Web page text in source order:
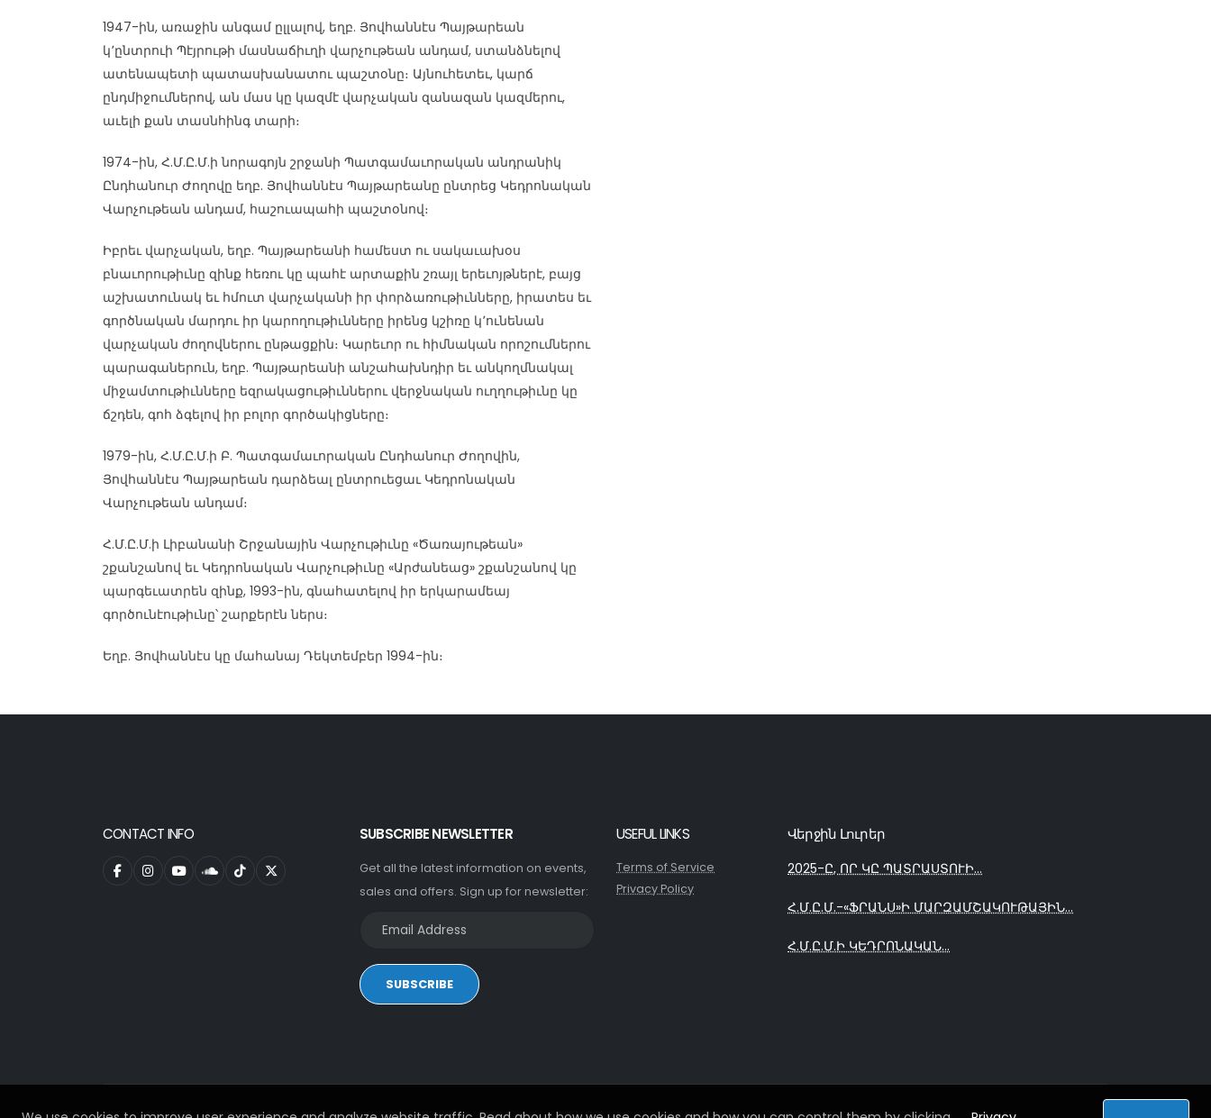
1947-ին, առաջին անգամ ըլլալով, եղբ. Յովհաննէս Պայթարեան
կ՚ընտրուի Պէյրութի մասնաճիւղի վարչութեան անդամ, ստանձնելով
ատենապետի պատասխանատու պաշտօնը։ Այնուհետեւ, կարճ
ընդմիջումներով, ան մաս կը կազմէ վարչական զանազան կազմերու,
աւելի քան տասնհինգ տարի։
1974-ին, Հ.Մ.Ը.Մ.ի նորագոյն շրջանի Պատգամաւորական անդրանիկ
Ընդհանուր Ժողովը եղբ. Յովհաննէս Պայթարեանը ընտրեց Կեդրոնական
Վարչութեան անդամ, հաշուապահի պաշտօնով։
Իբրեւ վարչական, եղբ. Պայթարեանի համեստ ու սակաւախօս
բնաւորութիւնը զինք հեռու կը պահէ արտաքին շռայլ երեւոյթներէ, բայց
աշխատունակ եւ հմուտ վարչականի իր փորձառութիւնները, իրատես եւ
գործնական մարդու իր կարողութիւնները իրենց կշիռը կ՚ունենան
վարչական ժողովներու ընթացքին։ Կարեւոր ու հիմնական որոշումներու
պարագաներուն, եղբ. Պայթարեանի անշահախնդիր եւ անկողմնակալ
միջամտութիւնները եզրակացութիւններու վերջնական ուղղութիւնը կը
ճշդեն, գոհ ձգելով իր բոլոր գործակիցները։
1979-ին, Հ.Մ.Ը.Մ.ի Բ. Պատգամաւորական Ընդհանուր Ժողովին,
Յովհաննէս Պայթարեան դարձեալ ընտրուեցաւ Կեդրոնական
Վարչութեան անդամ։
Հ.Մ.Ը.Մ.ի Լիբանանի Շրջանային Վարչութիւնը «Ծառայութեան»
շքանշանով եւ Կեդրոնական Վարչութիւնը «Արժանեաց» շքանշանով կը
պարգեւատրեն զինք, 1993-ին, գնահատելով իր երկարամեայ
գործունէութիւնը՝ շարքերէն ներս։
Եղբ. Յովհաննէս կը մահանայ Դեկտեմբեր 1994-ին։
CONTACT INFO SUBSCRIBE NEWSLETTER
Get all the latest information on events,
sales and offers. Sign up for newsletter:
SUBSCRIBE
USEFUL LINKS
Terms of Service
Privacy Policy
Վերջին Լուրեր
2025-Ը, ՈՐ ԿԸ ՊԱՏՐԱՍՏՈՒԻ...
Հ.Մ.Ը.Մ.-«ՖՐԱՆՍ»Ի ՄԱՐԶԱՄՇԱԿՈՒԹԱՅԻՆ...
Հ.Մ.Ը.Մ.Ի ԿԵԴՐՈՆԱԿԱՆ...